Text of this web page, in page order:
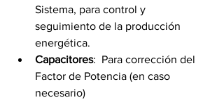
Sistema, para control y
seguimiento de la producción
energética.
Capacitores:  Para corrección del
Factor de Potencia (en caso
necesario)